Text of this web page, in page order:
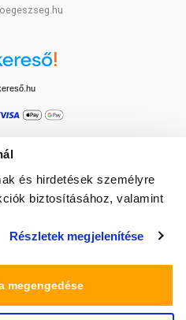
és hirdetések személyre
biztosításához, valamint
partnereinkkel megosztjuk az
vagy az Ön által
gyűjtöttek.
Részletek megjelenítése
megengedése